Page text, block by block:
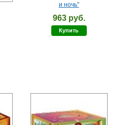
и ночь"
963 руб.
Купить